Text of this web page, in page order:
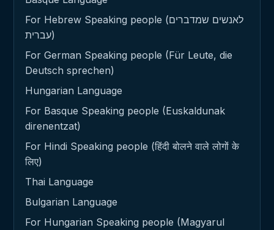
For Hebrew Speaking people (לאנשים שמדברים
עברית)
For German Speaking people (Für Leute, die
Deutsch sprechen)
Hungarian Language
For Basque Speaking people (Euskaldunak
direnentzat)
For Hindi Speaking people (हिंदी बोलने वाले लोगों के
लिए)
Thai Language
Bulgarian Language
For Hungarian Speaking people (Magyarul